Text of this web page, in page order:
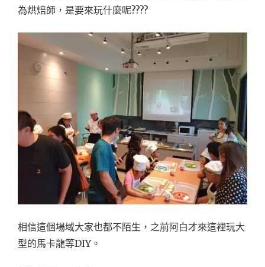
為烘焙師，是要來玩什麼呢????
相信這個場域大家也都不陌生，之前阿白才來這裡玩大
型的馬卡龍等DIY。